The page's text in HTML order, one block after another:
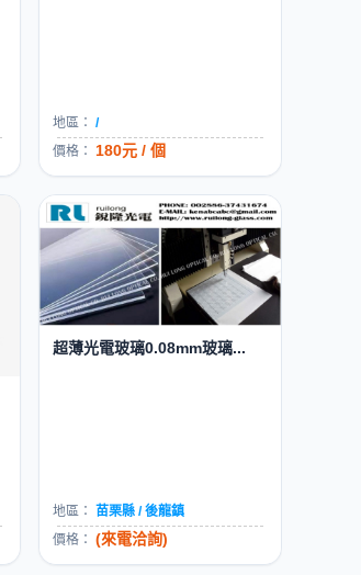
地區： /
價格： 180元 / 個
超薄光電玻璃0.08mm玻璃...
地區：
苗栗縣 / 後龍鎮
價格： (來電洽詢)